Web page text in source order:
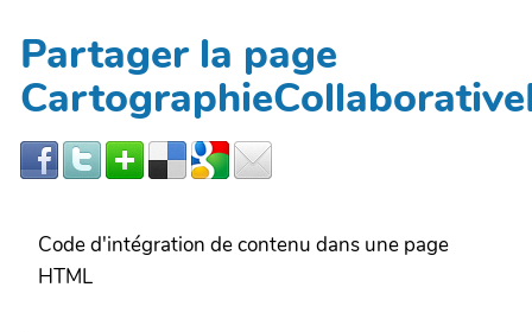
Partager la page
Code d'intégration de contenu dans une page
HTML